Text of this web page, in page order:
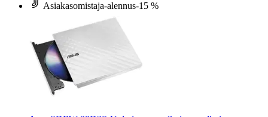
Asiakasomistaja-alennus-15 %